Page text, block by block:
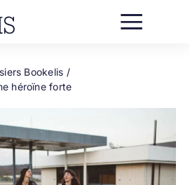
Bookelis
héroïne forte